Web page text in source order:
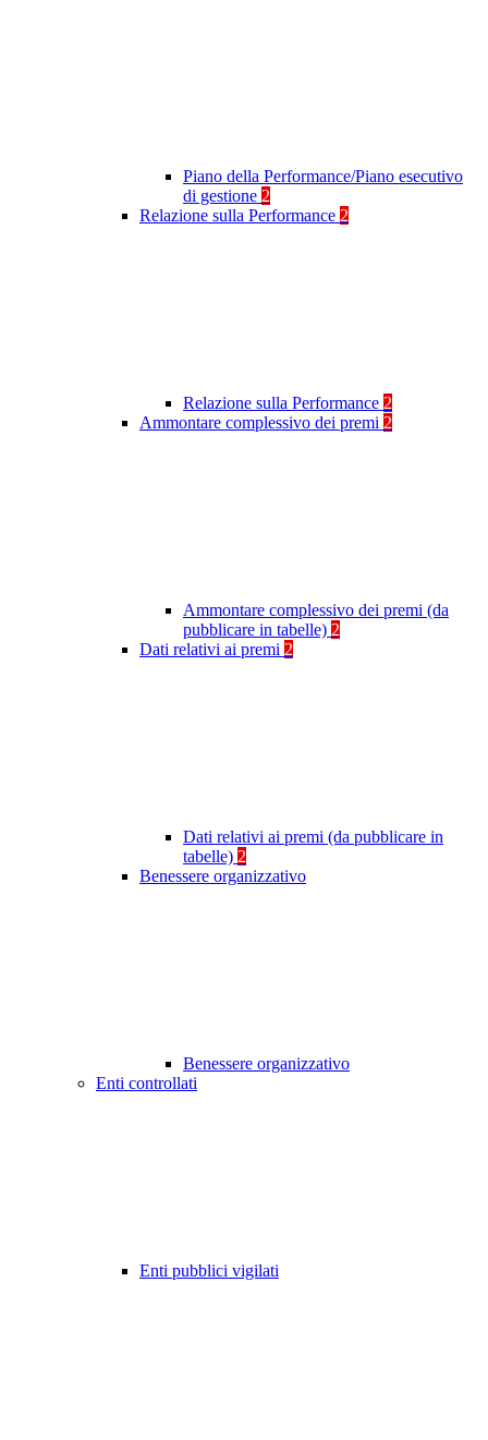
Piano della Performance/Piano esecutivo
di gestione 2
Relazione sulla Performance 2
Relazione sulla Performance 2
Ammontare complessivo dei premi 2
Ammontare complessivo dei premi (da
pubblicare in tabelle) 2
Dati relativi ai premi 2
Dati relativi ai premi (da pubblicare in
tabelle) 2
Benessere organizzativo
Benessere organizzativo
Enti controllati
Enti pubblici vigilati